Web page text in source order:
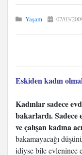
Yaşam 07/03/
Eskiden kadın
Kadınlar sadece
bakarlardı. Sadece
ve çalışan kadına
bakamayacağı
idiyse bile evlenince